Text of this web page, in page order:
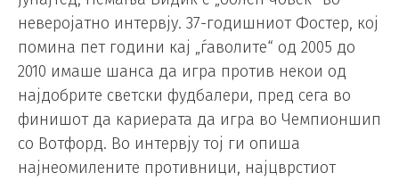
неверојатно интервју. 37-годишниот Фостер, кој
помина пет години кај „ѓаволите“ од 2005 до
2010 имаше шанса да игра против некои од
најдобрите светски фудбалери, пред сега во
финишот да кариерата да игра во Чемпионшип
со Вотфорд. Во интервју тој ги опиша
најнеомилените противници, најцврстиот